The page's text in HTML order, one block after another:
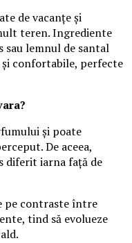
de vacanțe și
teren. Ingrediente
sau lemnul de santal
confortabile, perfecte
și poate
De aceea,
diferit iarna față de
pe contraste între
tind să evolueze